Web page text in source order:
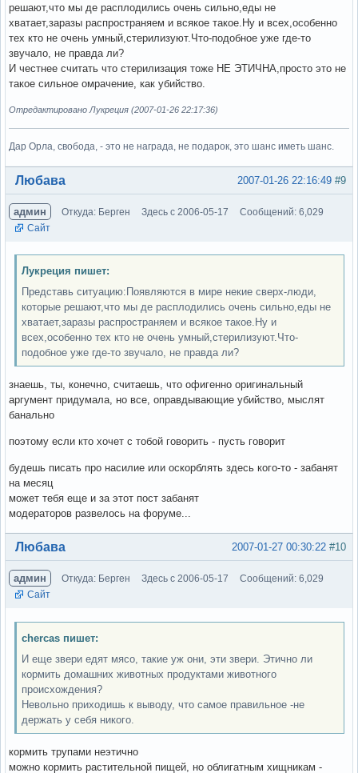
решают,что мы де расплодились очень сильно,еды не
хватает,заразы распространяем и всякое такое.Ну и всех,особенно
тех кто не очень умный,стерилизуют.Что-подобное уже где-то
звучало, не правда ли?
И честнее считать что стерилизация тоже НЕ ЭТИЧНА,просто это не
такое сильное омрачение, как убийство.
Отредактировано Лукреция (2007-01-26 22:17:36)
Дар Орла, свобода, - это не награда, не подарок, это шанс иметь шанс.
Вне форума #9
2007-01-26 22:16:49
Любава
админ Откуда: Берген Здесь с 2006-05-17
Сообщений: 6,029
Сайт
Лукреция пишет:
Представь ситуацию:Появляются в мире некие сверх-люди,
которые решают,что мы де расплодились очень сильно,еды не
хватает,заразы распространяем и всякое такое.Ну и
всех,особенно тех кто не очень умный,стерилизуют.Что-
подобное уже где-то звучало, не правда ли?
знаешь, ты, конечно, считаешь, что офигенно оригинальный
аргумент придумала, но все, оправдывающие убийство, мыслят
банально
поэтому если кто хочет с тобой говорить - пусть говорит
будешь писать про насилие или оскорблять здесь кого-то - забанят
на месяц
может тебя еще и за этот пост забанят
модераторов развелось на форуме...
Вне форума #10
2007-01-27 00:30:22
Любава
админ Откуда: Берген Здесь с 2006-05-17
Сообщений: 6,029
Сайт
chercas пишет:
И еще звери едят мясо, такие уж они, эти звери. Этично ли
кормить домашних животных продуктами животного
происхождения?
Невольно приходишь к выводу, что самое правильное -не
держать у себя никого.
кормить трупами неэтично
можно кормить растительной пищей, но облигатным хищникам -